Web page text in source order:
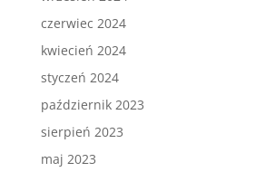
czerwiec 2024
kwiecień 2024
styczeń 2024
październik 2023
sierpień 2023
maj 2023